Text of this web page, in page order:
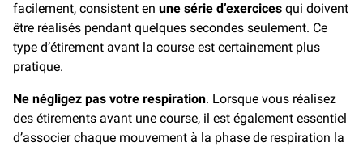
facilement, consistent en une série d’exercices qui doivent
être réalisés pendant quelques secondes seulement. Ce
type d’étirement avant la course est certainement plus
pratique.
Ne négligez pas votre respiration. Lorsque vous réalisez
des étirements avant une course, il est également essentiel
d’associer chaque mouvement à la phase de respiration la